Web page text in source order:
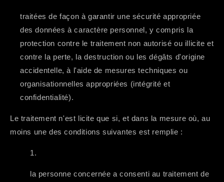
traitées de façon à garantir une sécurité appropriée
des données à caractère personnel, y compris la
protection contre le traitement non autorisé ou illicite et
contre la perte, la destruction ou les dégâts d'origine
accidentelle, à l'aide de mesures techniques ou
organisationnelles appropriées (intégrité et
confidentialité).
Le traitement n'est licite que si, et dans la mesure où, au
moins une des conditions suivantes est remplie :
la personne concernée a consenti au traitement de